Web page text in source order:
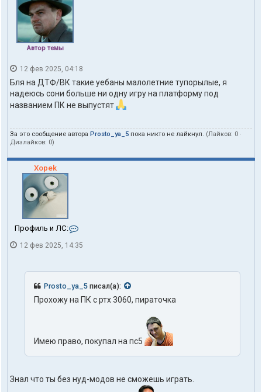
Автор темы
12 фев 2025, 04:18
Бля на ДТФ/ВК такие уебаны малолетние тупорылые, я
надеюсь сони больше ни одну игру на платформу под
названием ПК не выпустят
За это сообщение автора Prosto_ya_5 пока никто не лайкнул. (Лайков: 0 ·
Дизлайков: 0)
Xopek
Профиль и ЛС:
н
к
т
п
з
в
т
е
12 фев 2025, 14:35
Prosto_ya_5 писал(а):
Прохожу на ПК с ртх 3060, пираточка
Имею право, покупал на пс5
Знал что ты без нуд-модов не сможешь играть.